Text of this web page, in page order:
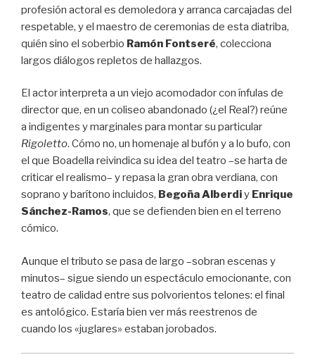
profesión actoral es demoledora y arranca carcajadas del
respetable, y el maestro de ceremonias de esta diatriba,
quién sino el soberbio Ramón Fontseré, colecciona
largos diálogos repletos de hallazgos.
El actor interpreta a un viejo acomodador con ínfulas de
director que, en un coliseo abandonado (¿el Real?) reúne
a indigentes y marginales para montar su particular
Rigoletto. Cómo no, un homenaje al bufón y a lo bufo, con
el que Boadella reivindica su idea del teatro –se harta de
criticar el realismo– y repasa la gran obra verdiana, con
soprano y barítono incluidos, Begoña Alberdiy Enrique
Sánchez-Ramos, que se defienden bien en el terreno
cómico.
Aunque el tributo se pasa de largo –sobran escenas y
minutos– sigue siendo un espectáculo emocionante, con
teatro de calidad entre sus polvorientos telones: el final
es antológico. Estaría bien ver más reestrenos de
cuando los «juglares» estaban jorobados.